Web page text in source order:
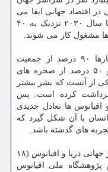
اقتصاد جهانی ایفا می
کنند، به نحوی که تخمین زده می شود تا سال ۲۰۳۰ نزدیک ‏به ۴۰
ها مشغول کار می شوند.
بر طبق این گزارش، مطابق برخی آمارها ۹۰ درصد از جمعیت
ماهیان بزرگ اقیانوس ها از بین رفته و ۵۰ درصد از صخره های
از آنست که بشر بیشتر
برداشت کرده است. پس
ها تعادل جدیدی
با آن ‏شکل گیرد که
تجربه های گذشته باشد.‏
در این راستا، به مناسبت گرامیداشت روز جهانی دریا و اقیانوس (۱۸
رییس پژوهشگاه ملی ‏اقیانوس